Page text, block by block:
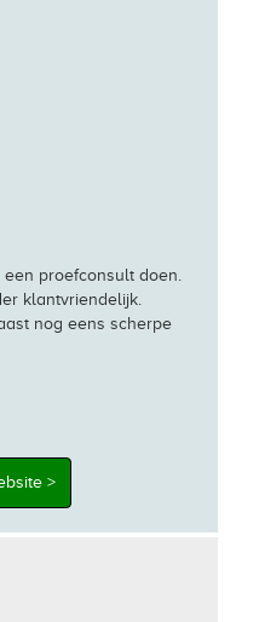
een proefconsult doen.
klantvriendelijk.
nog eens scherpe
>